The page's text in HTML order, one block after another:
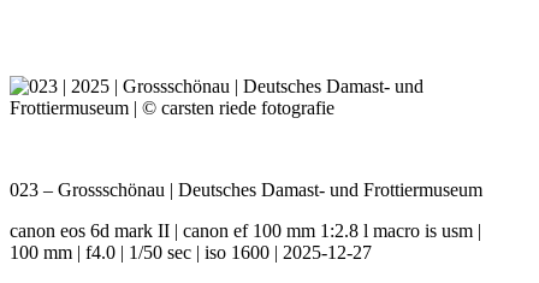
023 – Grossschönau | Deutsches Damast- und Frottiermuseum
canon eos 6d mark II | canon ef 100 mm 1:2.8 l macro is usm |
100 mm | f4.0 | 1/50 sec | iso 1600 | 2025-12-27